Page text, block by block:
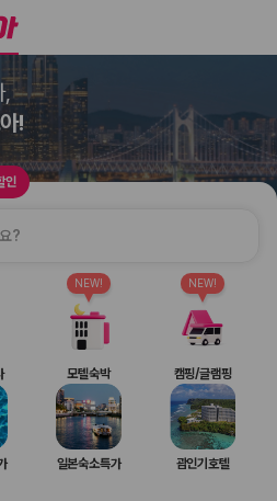
트카 가격비교 플랫폼
카모아에서 한 번에
격, 보험 조건, 면책금, 보상 한도, 인수
는 여러 제주 렌트카 업체의 조건을 한
일정과 예산에 맞는 차량을 선택할 수 있
결합 시 최대 60% 할인
,
!
,
!
인
?
모텔숙박
NEW!
캠핑/글램핑
NEW!
일본숙소특가 괌인기호텔